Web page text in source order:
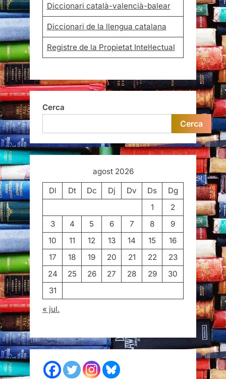
Diccionari català-valencià-balear
Diccionari de la llengua catalana
Registre de la Propietat Intel·lectual
Cerca
Cerca
agost 2026
Dl
Dt Dc Dj Dv Ds
Dg
1
2
3
4 5 6 7 8
9
10
11 12 13 14 15
16
17
18 19 20 21 22
23
24
25 26 27 28 29
30
31
« jul.